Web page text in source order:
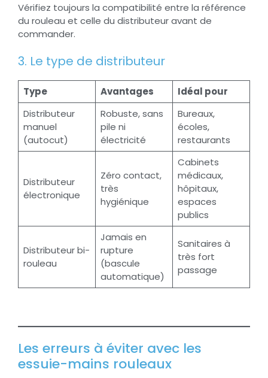
Vérifiez toujours la compatibilité entre la référence
du rouleau et celle du distributeur avant de
commander.
3. Le type de distributeur
Type Avantages
Idéal pour
Distributeur
manuel
(autocut)
Robuste, sans
pile ni
électricité
Bureaux,
écoles,
restaurants
Distributeur
électronique
Zéro contact,
très
hygiénique
Cabinets
médicaux,
hôpitaux,
espaces
publics
Distributeur bi-
rouleau
Jamais en
rupture
(bascule
automatique)
Sanitaires à
très fort
passage
Les erreurs à éviter avec les
essuie-mains rouleaux